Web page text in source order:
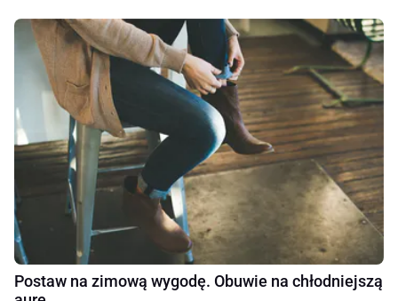
Postaw na zimową wygodę. Obuwie na chłodniejszą